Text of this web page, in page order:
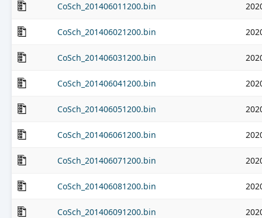
CoSch_201406011200.bin
CoSch_201406021200.bin
CoSch_201406031200.bin
CoSch_201406041200.bin
CoSch_201406051200.bin
CoSch_201406061200.bin
CoSch_201406071200.bin
CoSch_201406081200.bin
CoSch_201406091200.bin